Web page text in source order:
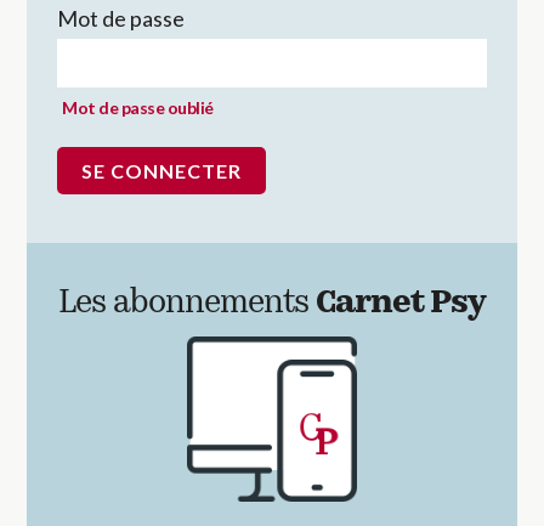
Mot de passe
Mot de passe oublié
Les abonnements Carnet Psy